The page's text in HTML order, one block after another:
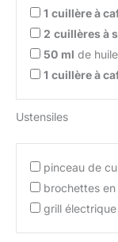
1 cuillère à
2 cuillères à
50 ml de
1 cuillère à
Ustensiles
pinceau de
brochettes
grill électrique